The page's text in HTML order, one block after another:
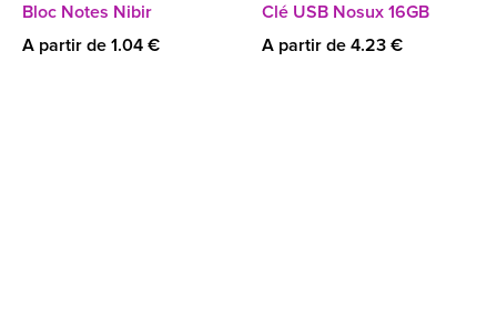
Bloc Notes Nibir
A partir de 1.04 €
Clé USB Nosux 16GB
A partir de 4.23 €